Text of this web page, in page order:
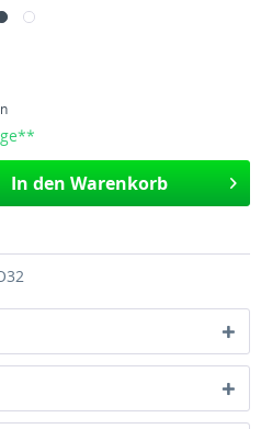
In den Warenkorb